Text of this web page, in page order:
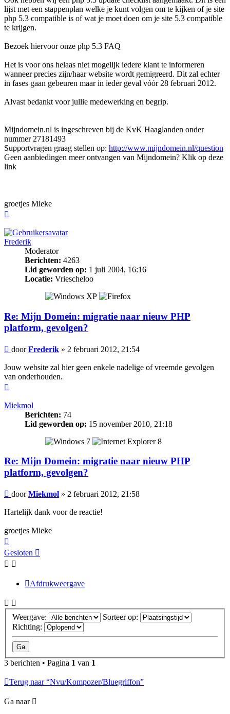
lijst met een stappenplan welke je kunt volgen om te kijken of je site
php 5.3 compatible is of wat je moet doen om je site 5.3 compatible
te krijgen.
Bezoek hiervoor onze php 5.3 FAQ
Het is voor ons helaas niet mogelijk iedere klant te informeren
wanneer precies zijn/haar website wordt gemigreerd. Dit zal echter
in fases gaan gebeuren maar in ieder geval vóór 28 februari 2012.
Alvast bedankt voor jullie medewerking en begrip.
Mijndomein.nl is ingeschreven bij de KvK Haaglanden onder
nummer 27181493
Supportvragen graag stellen op: http://www.mijndomein.nl/question
Geen aanbiedingen meer ontvangen van Mijndomein? Klik op deze
link
groetjes Mieke
Frederik
Moderator
Berichten: 4263
Lid geworden op: 1 juli 2004, 16:16
Locatie: Vriescheloo
Re: Mijn Domein: migratie naar nieuw PHP
platform, gevolgen?
Bericht
doorFrederik » 2 februari 2012, 21:54
Jouw website zal hier geen enkele nadelige of vreemde gevolgen
van onderhouden.
Miekmol
Berichten: 74
Lid geworden op: 15 november 2010, 21:18
Re: Mijn Domein: migratie naar nieuw PHP
platform, gevolgen?
Bericht
doorMiekmol » 2 februari 2012, 21:58
Hartelijk dank voor de reactie!
groetjes Mieke
Gesloten
Afdrukweergave
Weergave:
Sorteer op:
Richting:
3 berichten • Pagina 1 van 1
Terug naar “Nvu/Kompozer/Bluegriffon”
Ga naar